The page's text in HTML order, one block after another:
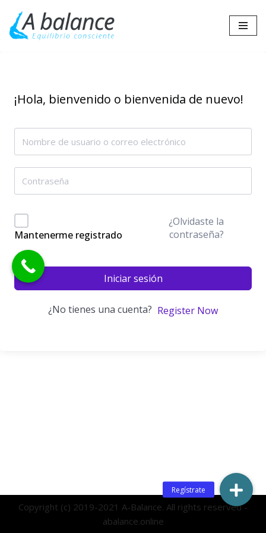
Saltar
¡Hola, bienvenido o bienvenida de nuevo!
Mantenerme registrado
¿Olvidaste la
contraseña?
Iniciar sesión
¿No tienes una cuenta? Register Now
Copyright (c) 2019-2021 A-Balance. All rights reserved -
abalance.online